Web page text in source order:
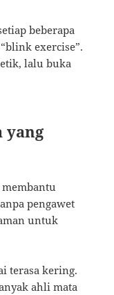
beberapa
exercise”.
lalu buka
yang
pengawet
untuk
terasa kering.
ahli mata